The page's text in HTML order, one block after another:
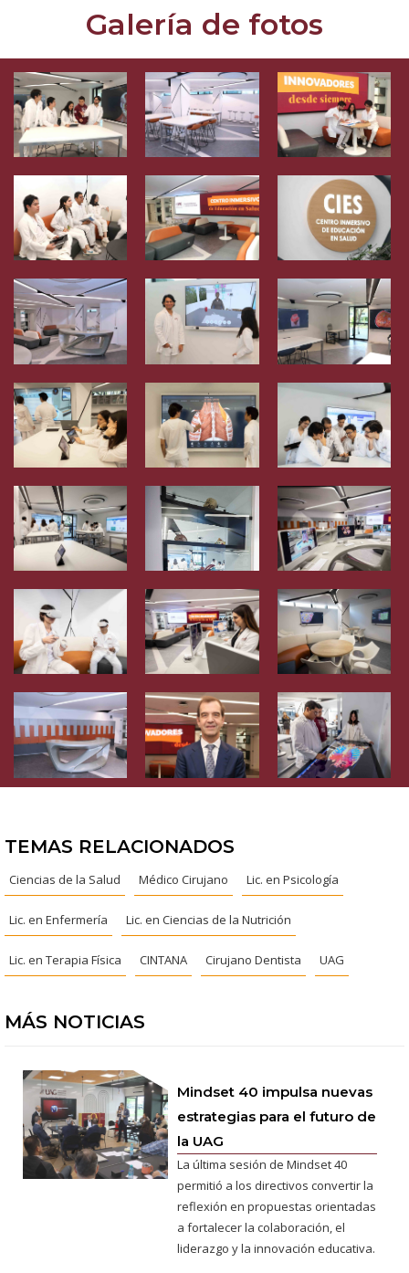
Galería de fotos
TEMAS RELACIONADOS
Ciencias de la Salud Médico Cirujano Lic. en Psicología
Lic. en Enfermería Lic. en Ciencias de la Nutrición
Lic. en Terapia Física CINTANA Cirujano Dentista UAG
MÁS NOTICIAS
Mindset 40 impulsa nuevas
estrategias para el futuro de
la UAG
La última sesión de Mindset 40
permitió a los directivos convertir la
reflexión en propuestas orientadas
a fortalecer la colaboración, el
liderazgo y la innovación educativa.